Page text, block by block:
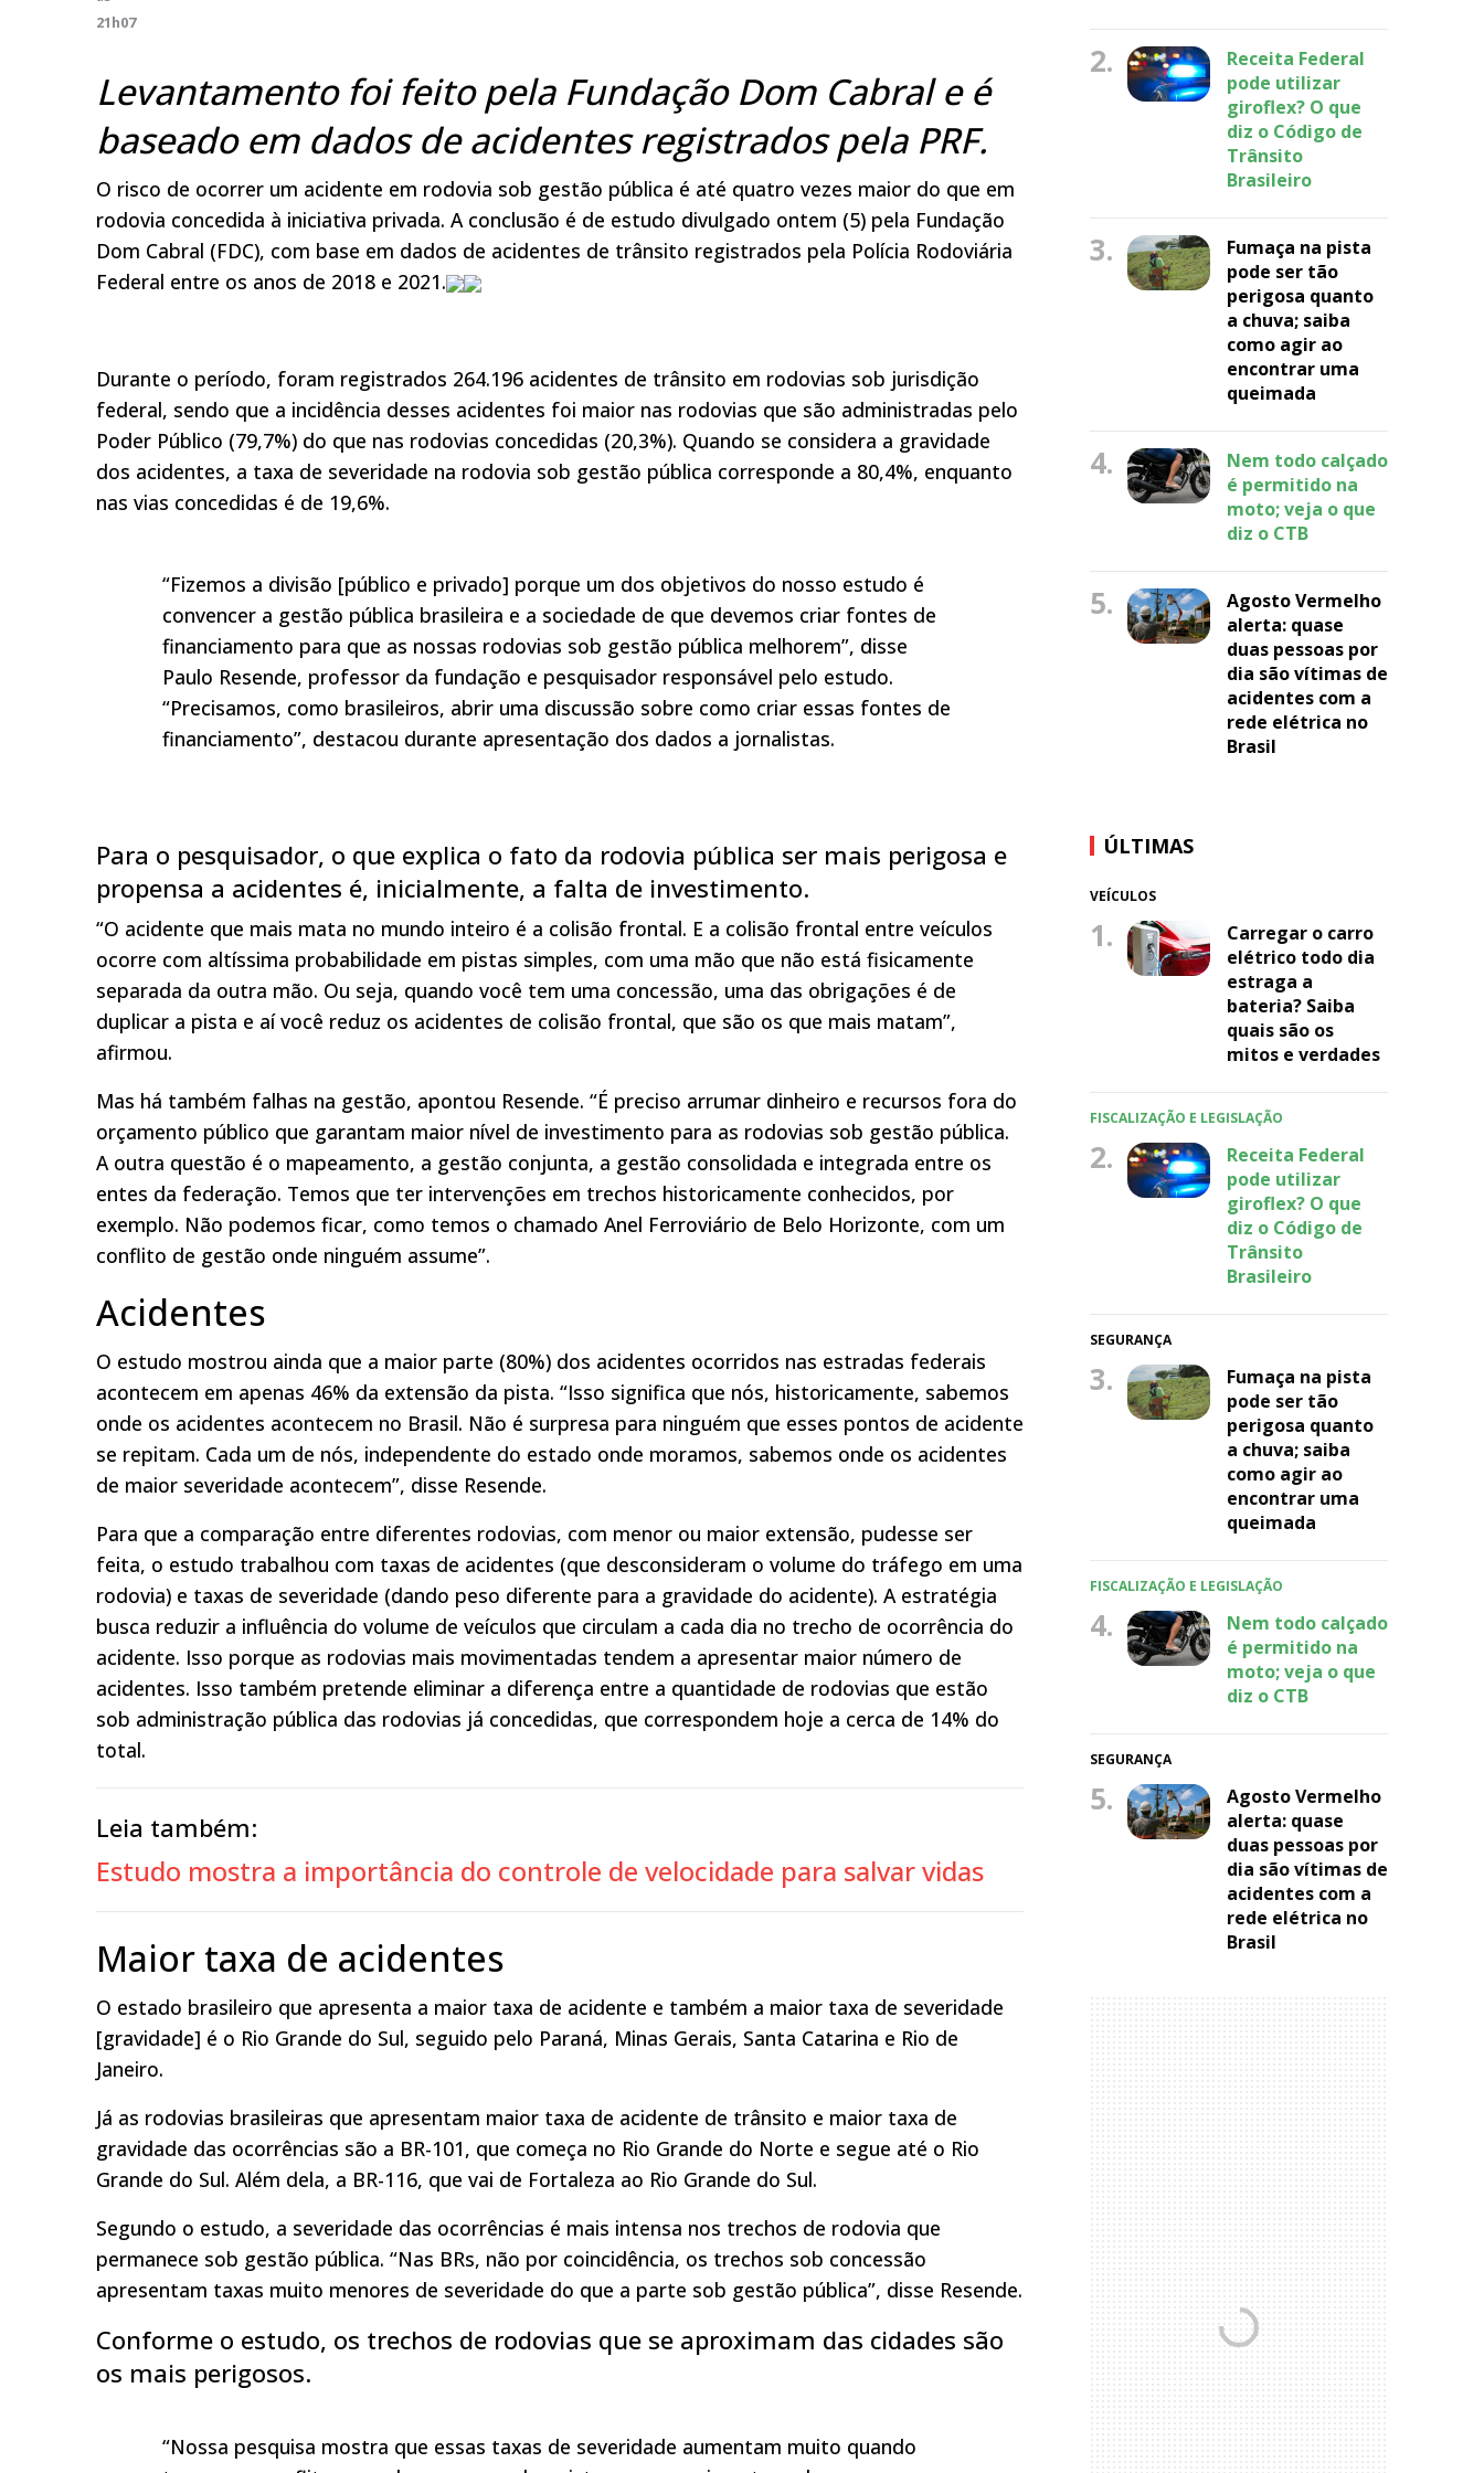
21h07
Levantamento foi feito pela Fundação Dom Cabral e é
baseado em dados de acidentes registrados pela PRF.
O risco de ocorrer um acidente em rodovia sob gestão pública é até quatro vezes maior do que em
rodovia concedida à iniciativa privada. A conclusão é de estudo divulgado ontem (5) pela Fundação
Dom Cabral (FDC), com base em dados de acidentes de trânsito registrados pela Polícia Rodoviária
Federal entre os anos de 2018 e 2021.
Durante o período, foram registrados 264.196 acidentes de trânsito em rodovias sob jurisdição
federal, sendo que a incidência desses acidentes foi maior nas rodovias que são administradas pelo
Poder Público (79,7%) do que nas rodovias concedidas (20,3%). Quando se considera a gravidade
dos acidentes, a taxa de severidade na rodovia sob gestão pública corresponde a 80,4%, enquanto
nas vias concedidas é de 19,6%.
“Fizemos a divisão [público e privado] porque um dos objetivos do nosso estudo é
convencer a gestão pública brasileira e a sociedade de que devemos criar fontes de
financiamento para que as nossas rodovias sob gestão pública melhorem”, disse
Paulo Resende, professor da fundação e pesquisador responsável pelo estudo.
“Precisamos, como brasileiros, abrir uma discussão sobre como criar essas fontes de
financiamento”, destacou durante apresentação dos dados a jornalistas.
Para o pesquisador, o que explica o fato da rodovia pública ser mais perigosa e
propensa a acidentes é, inicialmente, a falta de investimento.
“O acidente que mais mata no mundo inteiro é a colisão frontal. E a colisão frontal entre veículos
ocorre com altíssima probabilidade em pistas simples, com uma mão que não está fisicamente
separada da outra mão. Ou seja, quando você tem uma concessão, uma das obrigações é de
duplicar a pista e aí você reduz os acidentes de colisão frontal, que são os que mais matam”,
afirmou.
Mas há também falhas na gestão, apontou Resende. “É preciso arrumar dinheiro e recursos fora do
orçamento público que garantam maior nível de investimento para as rodovias sob gestão pública.
A outra questão é o mapeamento, a gestão conjunta, a gestão consolidada e integrada entre os
entes da federação. Temos que ter intervenções em trechos historicamente conhecidos, por
exemplo. Não podemos ficar, como temos o chamado Anel Ferroviário de Belo Horizonte, com um
conflito de gestão onde ninguém assume”.
Acidentes
O estudo mostrou ainda que a maior parte (80%) dos acidentes ocorridos nas estradas federais
acontecem em apenas 46% da extensão da pista. “Isso significa que nós, historicamente, sabemos
onde os acidentes acontecem no Brasil. Não é surpresa para ninguém que esses pontos de acidente
se repitam. Cada um de nós, independente do estado onde moramos, sabemos onde os acidentes
de maior severidade acontecem”, disse Resende.
Para que a comparação entre diferentes rodovias, com menor ou maior extensão, pudesse ser
feita, o estudo trabalhou com taxas de acidentes (que desconsideram o volume do tráfego em uma
rodovia) e taxas de severidade (dando peso diferente para a gravidade do acidente). A estratégia
busca reduzir a influência do volume de veículos que circulam a cada dia no trecho de ocorrência do
acidente. Isso porque as rodovias mais movimentadas tendem a apresentar maior número de
acidentes. Isso também pretende eliminar a diferença entre a quantidade de rodovias que estão
sob administração pública das rodovias já concedidas, que correspondem hoje a cerca de 14% do
total.
Leia também:
Estudo mostra a importância do controle de velocidade para salvar vidas
Maior taxa de acidentes
O estado brasileiro que apresenta a maior taxa de acidente e também a maior taxa de severidade
[gravidade] é o Rio Grande do Sul, seguido pelo Paraná, Minas Gerais, Santa Catarina e Rio de
Janeiro.
Já as rodovias brasileiras que apresentam maior taxa de acidente de trânsito e maior taxa de
gravidade das ocorrências são a BR-101, que começa no Rio Grande do Norte e segue até o Rio
Grande do Sul. Além dela, a BR-116, que vai de Fortaleza ao Rio Grande do Sul.
Segundo o estudo, a severidade das ocorrências é mais intensa nos trechos de rodovia que
permanece sob gestão pública. “Nas BRs, não por coincidência, os trechos sob concessão
apresentam taxas muito menores de severidade do que a parte sob gestão pública”, disse Resende.
Conforme o estudo, os trechos de rodovias que se aproximam das cidades são
os mais perigosos.
“Nossa pesquisa mostra que essas taxas de severidade aumentam muito quando
2.
Receita Federal
pode utilizar
giroflex? O que
diz o Código de
Trânsito
Brasileiro
3.
Fumaça na pista
pode ser tão
perigosa quanto
a chuva; saiba
como agir ao
encontrar uma
queimada
4.
Nem todo calçado
é permitido na
moto; veja o que
diz o CTB
5.
Agosto Vermelho
alerta: quase
duas pessoas por
dia são vítimas de
acidentes com a
rede elétrica no
Brasil
ÚLTIMAS
VEÍCULOS
1.
Carregar o carro
elétrico todo dia
estraga a
bateria? Saiba
quais são os
mitos e verdades
FISCALIZAÇÃO E LEGISLAÇÃO
2.
Receita Federal
pode utilizar
giroflex? O que
diz o Código de
Trânsito
Brasileiro
SEGURANÇA
3.
Fumaça na pista
pode ser tão
perigosa quanto
a chuva; saiba
como agir ao
encontrar uma
queimada
FISCALIZAÇÃO E LEGISLAÇÃO
4.
Nem todo calçado
é permitido na
moto; veja o que
diz o CTB
SEGURANÇA
5.
Agosto Vermelho
alerta: quase
duas pessoas por
dia são vítimas de
acidentes com a
rede elétrica no
Brasil